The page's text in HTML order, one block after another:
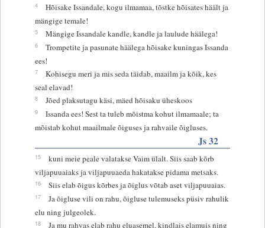
4
Hõisake Issandale, kogu ilmamaa, tõstke hõisates häält ja
mängige temale!
5 Mängige Issandale kandle, kandle ja laulude häälega!
6
Trompetite ja pasunate häälega hõisake kuningas Issanda
ees!
7
Kohisegu meri ja mis seda täidab, maailm ja kõik, kes
seal elavad!
8 Jõed plaksutagu käsi, mäed hõisaku üheskoos
9
Issanda ees! Sest ta tuleb mõistma kohut ilmamaale; ta
mõistab kohut maailmale õiguses ja rahvaile õigluses.
Js 32
15
kuni meie peale valatakse Vaim ülalt. Siis saab kõrb
viljapuuaiaks ja viljapuuaeda hakatakse pidama metsaks.
16 Siis elab õigus kõrbes ja õiglus võtab aset viljapuuaias.
17
Ja õigluse vili on rahu, õigluse tulemuseks püsiv rahulik
elu ning julgeolek.
18
Ja mu rahvas elab rahu eluasemel, kindlais elamuis ning